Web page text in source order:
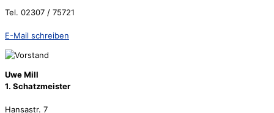
Tel. 02307 / 75721
E-Mail schreiben
Uwe Mill
1. Schatzmeister
Hansastr. 7